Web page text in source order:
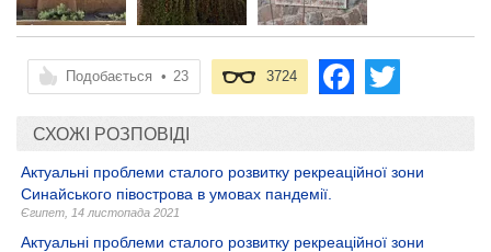
Подобається • 23 3724
СХОЖІ РОЗПОВІДІ
Актуальні проблеми сталого розвитку рекреаційної зони
Синайського півострова в умовах пандемії.
Єгипет 14 листопада 2021
Актуальні проблеми сталого розвитку рекреаційної зони